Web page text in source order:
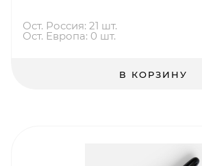
Ост. Россия: 21 шт.
Ост. Европа: 0 шт.
В КОРЗИНУ